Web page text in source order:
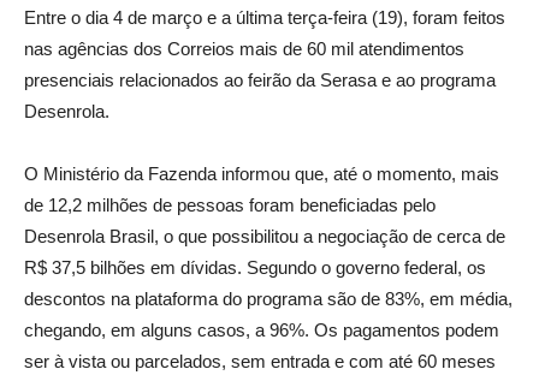
Entre o dia 4 de março e a última terça-feira (19), foram feitos
nas agências dos Correios mais de 60 mil atendimentos
presenciais relacionados ao feirão da Serasa e ao programa
Desenrola.
O Ministério da Fazenda informou que, até o momento, mais
de 12,2 milhões de pessoas foram beneficiadas pelo
Desenrola Brasil, o que possibilitou a negociação de cerca de
R$ 37,5 bilhões em dívidas. Segundo o governo federal, os
descontos na plataforma do programa são de 83%, em média,
chegando, em alguns casos, a 96%. Os pagamentos podem
ser à vista ou parcelados, sem entrada e com até 60 meses